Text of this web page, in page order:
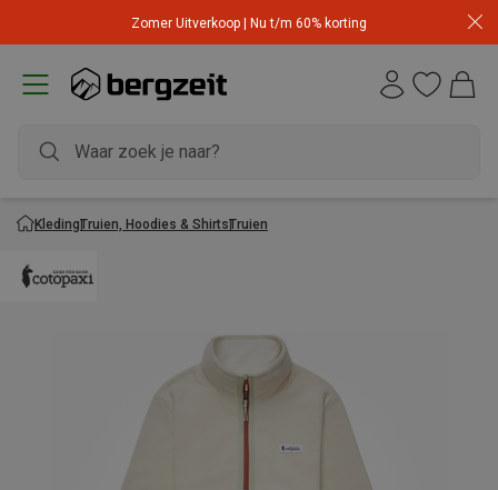
Zomer Uitverkoop | Nu t/m 60% korting
KledingTruien, Hoodies & ShirtsTruien